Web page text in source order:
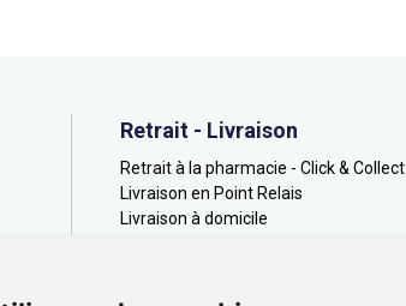
Retrait - Livraison
Retrait à la pharmacie - Click & Collect
Livraison en Point Relais
Livraison à domicile